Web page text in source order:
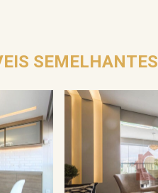
SEMELHANTES